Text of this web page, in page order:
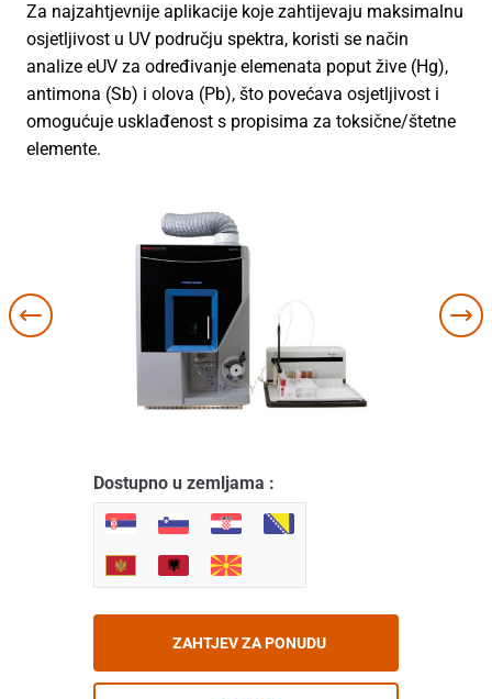
Za najzahtjevnije aplikacije koje zahtijevaju maksimalnu
osjetljivost u UV području spektra, koristi se način
analize eUV za određivanje elemenata poput žive (Hg),
antimona (Sb) i olova (Pb), što povećava osjetljivost i
omogućuje usklađenost s propisima za toksične/štetne
elemente.
Dostupno u zemljama :
ZAHTJEV ZA PONUDU